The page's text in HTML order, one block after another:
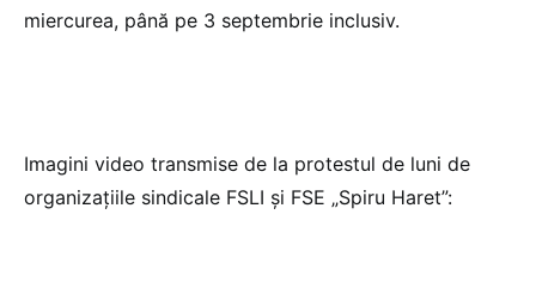
miercurea, până pe 3 septembrie inclusiv.
Imagini video transmise de la protestul de luni de
organizațiile sindicale FSLI și FSE „Spiru Haret”: